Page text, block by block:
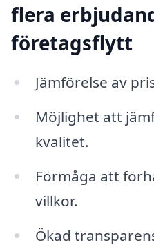
flera
företagsflytt
Jämförelse av
Möjlighet att
kvalitet.
Förmåga att
villkor.
Ökad